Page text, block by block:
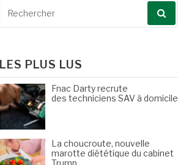
LES PLUS LUS
Fnac Darty recrute
des techniciens SAV à domicile
La choucroute, nouvelle
marotte diététique du cabinet
Trump